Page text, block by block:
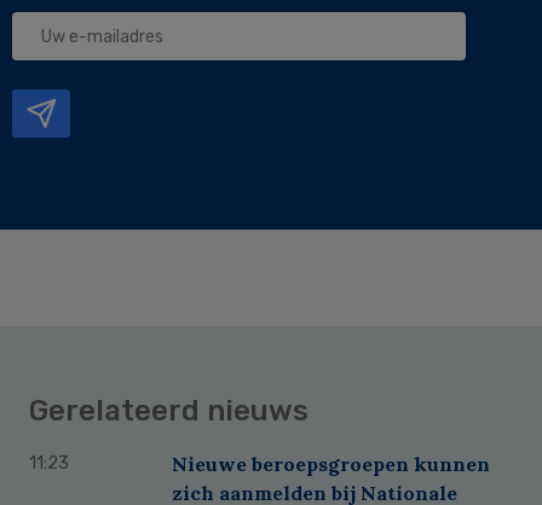
Uw
Gerelateerd nieuws
11:23
Nieuwe beroepsgroepen kunnen
zich aanmelden bij Nationale